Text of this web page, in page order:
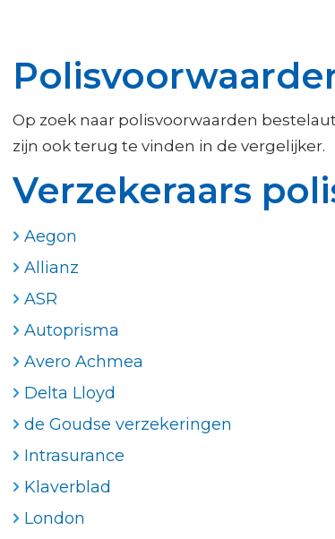
Op zoek naar polisvoorwaarden
zijn ook terug te vinden in de vergelijker.
Verzekeraars
Aegon
Allianz
ASR
Autoprisma
Avero Achmea
Delta Lloyd
de Goudse verzekeringen
Intrasurance
Klaverblad
London